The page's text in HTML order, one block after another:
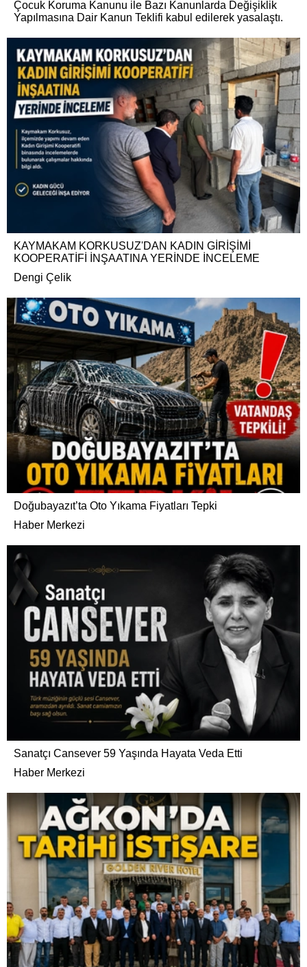
Çocuk Koruma Kanunu ile Bazı Kanunlarda Değişiklik
Yapılmasına Dair Kanun Teklifi kabul edilerek yasalaştı.
KAYMAKAM KORKUSUZ'DAN KADIN GİRİŞİMİ
KOOPERATİFİ İNŞAATINA YERİNDE İNCELEME
Dengi Çelik
Doğubayazıt’ta Oto Yıkama Fiyatları Tepki
Haber Merkezi
Sanatçı Cansever 59 Yaşında Hayata Veda Etti
Haber Merkezi